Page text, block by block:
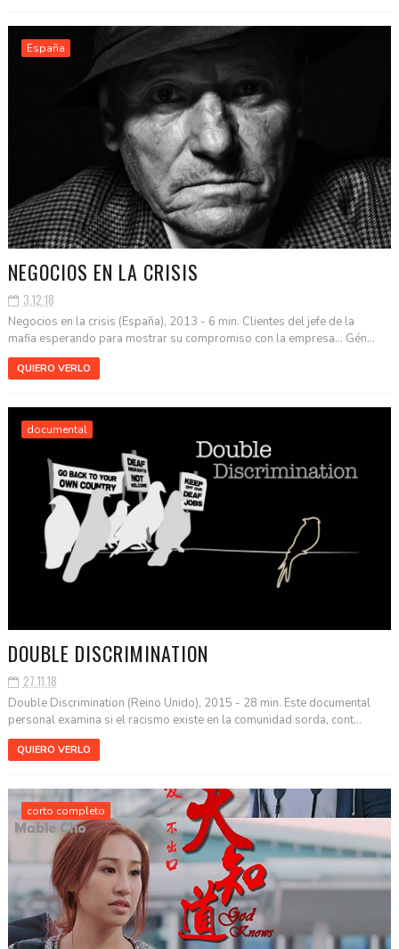
España
NEGOCIOS EN LA CRISIS
3.12.18
Negocios en la crisis (España), 2013 - 6 min. Clientes del jefe de la
mafia esperando para mostrar su compromiso con la empresa… Gén...
QUIERO VERLO
documental
DOUBLE DISCRIMINATION
27.11.18
Double Discrimination (Reino Unido), 2015 - 28 min. Este documental
personal examina si el racismo existe en la comunidad sorda, cont...
QUIERO VERLO
corto completo